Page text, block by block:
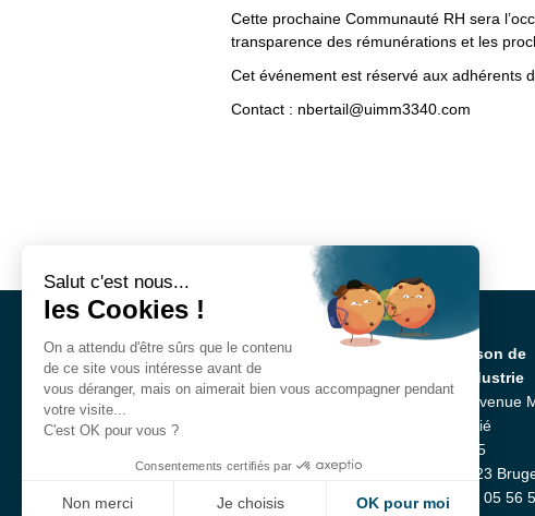
Cette prochaine Communauté RH sera
transparence des rémunérations et les
Cet événement est réservé aux adhérents
Contact : nbertail@uimm3340.com
Maison de
l’industrie
40 avenue
Bastié
BP75
33523
Tél : 05 56
Salut c'est nous...
les Cookies !
On a attendu d'être sûrs que le contenu
de ce site vous intéresse avant de
vous déranger, mais on aimerait bien vous accompagner pendant
votre visite...
C'est OK pour vous ?
Consentements certifiés par
Non merci Je choisis OK pour moi